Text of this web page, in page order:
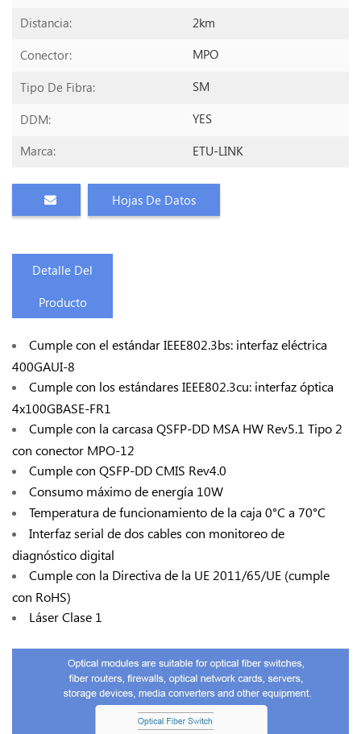
Distancia: 2km
Conector: MPO
Tipo De Fibra: SM
DDM: YES
Marca: ETU-LINK
Hojas De Datos
Detalle Del
Producto
Cumple con el estándar IEEE802.3bs: interfaz eléctrica
400GAUI-8
Cumple con los estándares IEEE802.3cu: interfaz óptica
4x100GBASE-FR1
Cumple con la carcasa QSFP-DD MSA HW Rev5.1 Tipo 2
con conector MPO-12
Cumple con QSFP-DD CMIS Rev4.0
Consumo máximo de energía 10W
Temperatura de funcionamiento de la caja 0°C a 70°C
Interfaz serial de dos cables con monitoreo de
diagnóstico digital
Cumple con la Directiva de la UE 2011/65/UE (cumple
con RoHS)
Láser Clase 1